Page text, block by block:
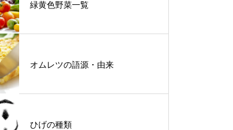
緑黄色野菜一覧
オムレツの語源・由来
ひげの種類